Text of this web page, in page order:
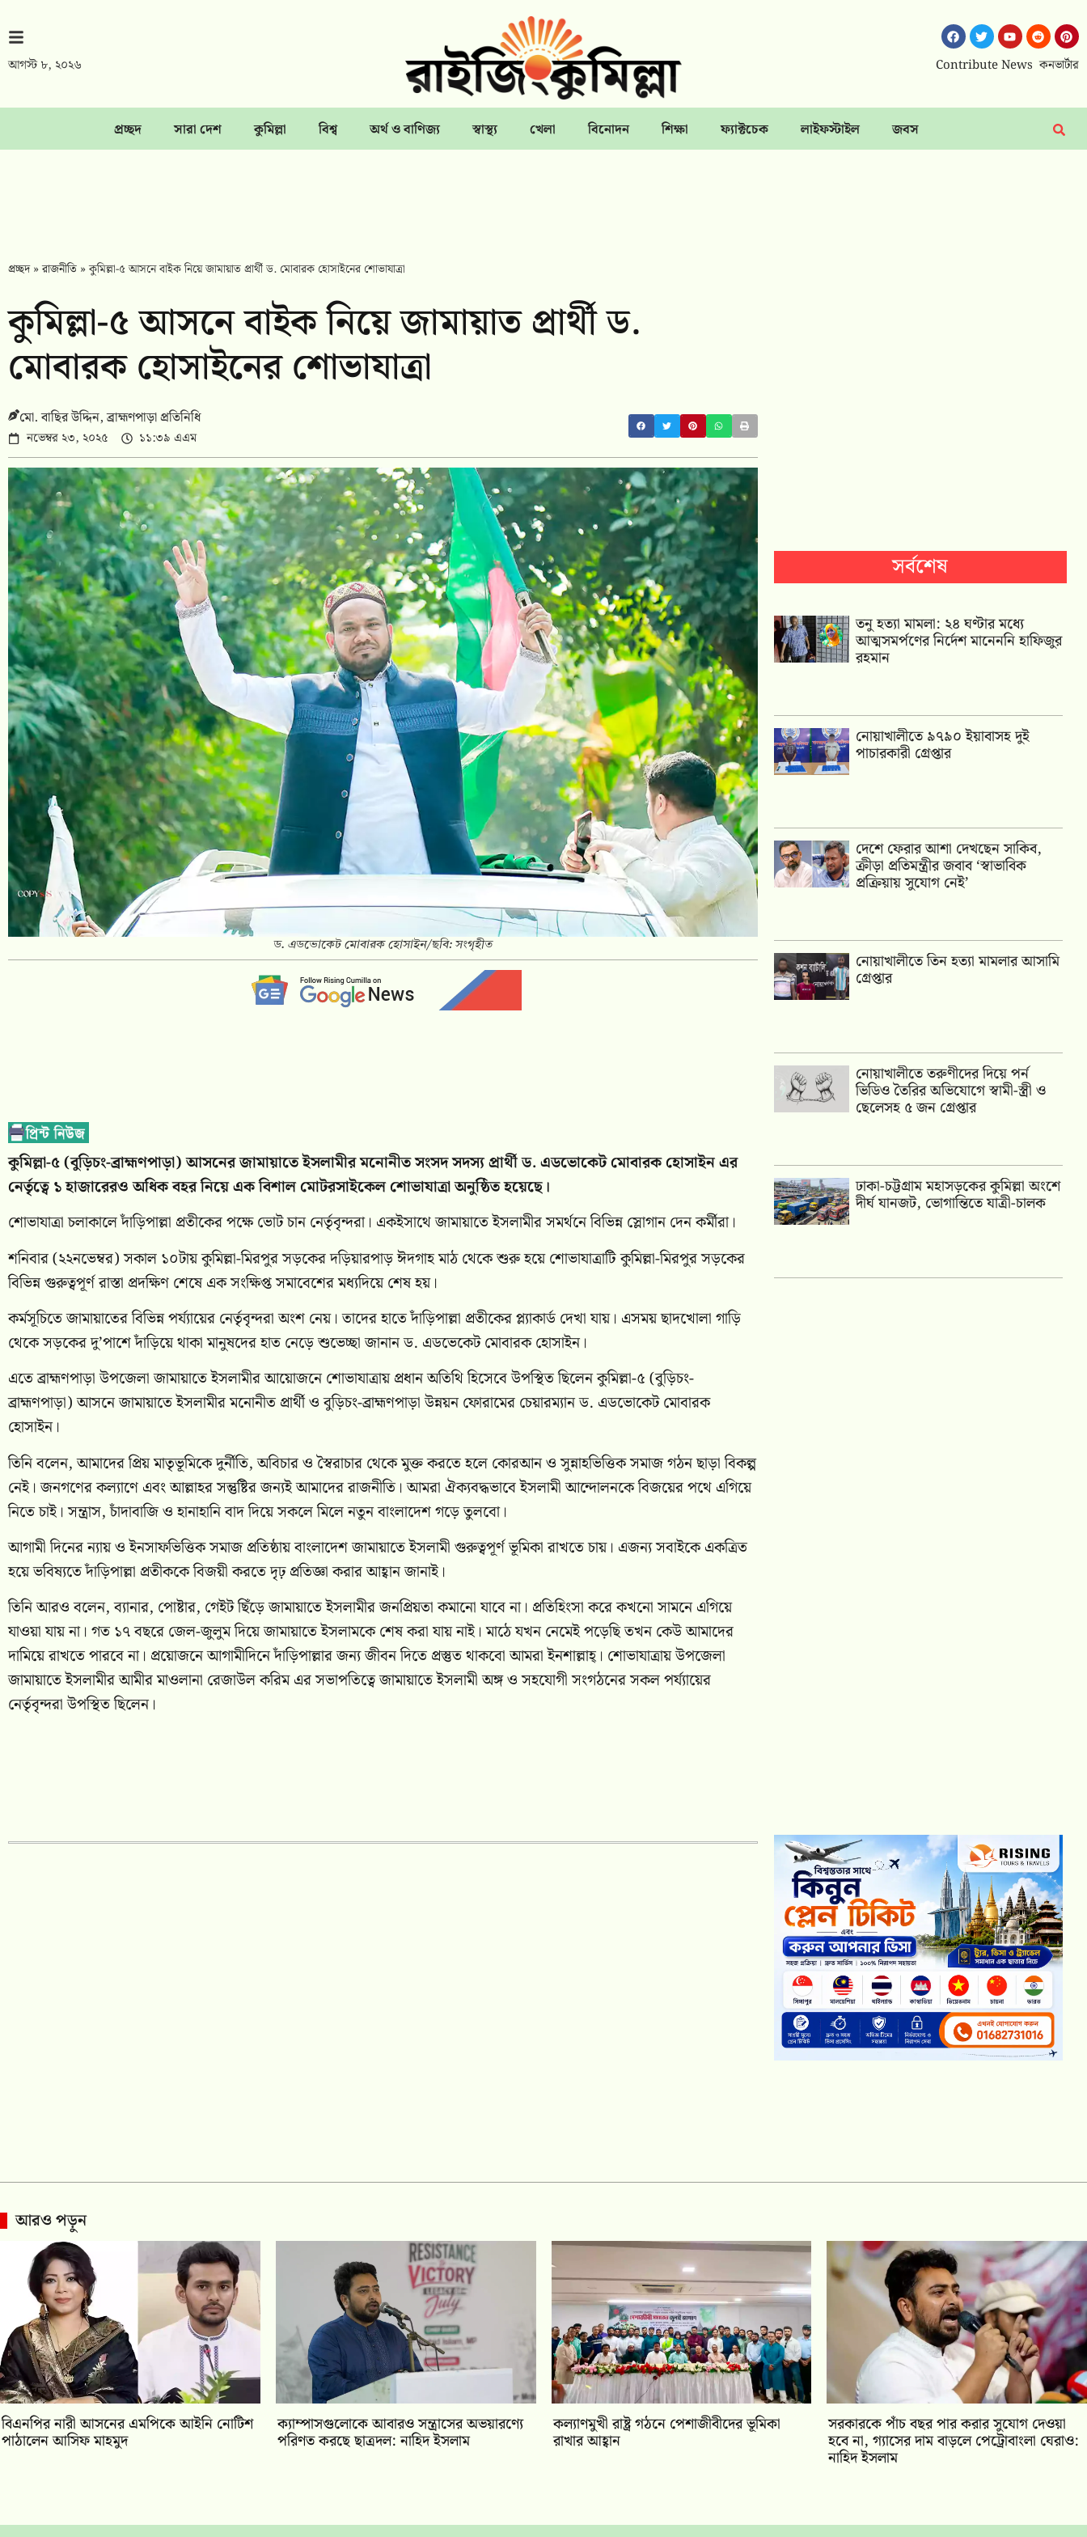
আগস্ট ৮, ২০২৬ Contribute News কনভার্টার
প্রচ্ছদ সারা দেশ কুমিল্লা বিশ্ব অর্থ ও বাণিজ্য স্বাস্থ্য খেলা বিনোদন শিক্ষা ফ্যাক্টচেক লাইফস্টাইল জবস
প্রচ্ছদ»রাজনীতি »কুমিল্লা-৫ আসনে বাইক নিয়ে জামায়াত প্রার্থী ড. মোবারক হোসাইনের শোভাযাত্রা
কুমিল্লা-৫ আসনে বাইক নিয়ে জামায়াত প্রার্থী ড.
মোবারক হোসাইনের শোভাযাত্রা
মো. বাছির উদ্দিন, ব্রাহ্মণপাড়া প্রতিনিধি
নভেম্বর ২৩, ২০২৫ ১১:৩৯ এএম
ড. এডভোকেট মোবারক হোসাইন/ছবি: সংগৃহীত
কুমিল্লা-৫ (বুড়িচং-ব্রাহ্মণপাড়া) আসনের জামায়াতে ইসলামীর মনোনীত সংসদ সদস্য প্রার্থী ড. এডভোকেট মোবারক হোসাইন এর
নের্তৃত্বে ১ হাজারেরও অধিক বহর নিয়ে এক বিশাল মোটরসাইকেল শোভাযাত্রা অনুষ্ঠিত হয়েছে।
শোভাযাত্রা চলাকালে দাঁড়িপাল্লা প্রতীকের পক্ষে ভোট চান নের্তৃবৃন্দরা। একইসাথে জামায়াতে ইসলামীর সমর্থনে বিভিন্ন স্লোগান দেন কর্মীরা।
শনিবার (২২নভেম্বর) সকাল ১০টায় কুমিল্লা-মিরপুর সড়কের দড়িয়ারপাড় ঈদগাহ মাঠ থেকে শুরু হয়ে শোভাযাত্রাটি কুমিল্লা-মিরপুর সড়কের
বিভিন্ন গুরুত্বপূর্ণ রাস্তা প্রদক্ষিণ শেষে এক সংক্ষিপ্ত সমাবেশের মধ্যদিয়ে শেষ হয়।
কর্মসূচিতে জামায়াতের বিভিন্ন পর্য্যায়ের নের্তৃবৃন্দরা অংশ নেয়। তাদের হাতে দাঁড়িপাল্লা প্রতীকের প্ল্যাকার্ড দেখা যায়। এসময় ছাদখোলা গাড়ি
থেকে সড়কের দু’পাশে দাঁড়িয়ে থাকা মানুষদের হাত নেড়ে শুভেচ্ছা জানান ড. এডভেকেট মোবারক হোসাইন।
এতে ব্রাহ্মণপাড়া উপজেলা জামায়াতে ইসলামীর আয়োজনে শোভাযাত্রায় প্রধান অতিথি হিসেবে উপস্থিত ছিলেন কুমিল্লা-৫ (বুড়িচং-
ব্রাহ্মণপাড়া) আসনে জামায়াতে ইসলামীর মনোনীত প্রার্থী ও বুড়িচং-ব্রাহ্মণপাড়া উন্নয়ন ফোরামের চেয়ারম্যান ড. এডভোকেট মোবারক
হোসাইন।
তিনি বলেন, আমাদের প্রিয় মাতৃভূমিকে দুর্নীতি, অবিচার ও স্বৈরাচার থেকে মুক্ত করতে হলে কোরআন ও সুন্নাহভিত্তিক সমাজ গঠন ছাড়া বিকল্প
নেই। জনগণের কল্যাণে এবং আল্লাহর সন্তুষ্টির জন্যই আমাদের রাজনীতি। আমরা ঐক্যবদ্ধভাবে ইসলামী আন্দোলনকে বিজয়ের পথে এগিয়ে
নিতে চাই। সন্ত্রাস, চাঁদাবাজি ও হানাহানি বাদ দিয়ে সকলে মিলে নতুন বাংলাদেশ গড়ে তুলবো।
‎আগামী দিনের ন্যায় ও ইনসাফভিত্তিক সমাজ প্রতিষ্ঠায় বাংলাদেশ জামায়াতে ইসলামী গুরুত্বপূর্ণ ভূমিকা রাখতে চায়। এজন্য সবাইকে একত্রিত
হয়ে ভবিষ্যতে দাঁড়িপাল্লা প্রতীককে বিজয়ী করতে দৃঢ় প্রতিজ্ঞা করার আহ্বান জানাই।
তিনি আরও বলেন, ব্যানার, পোষ্টার, গেইট ছিঁড়ে জামায়াতে ইসলামীর জনপ্রিয়তা কমানো যাবে না। প্রতিহিংসা করে কখনো সামনে এগিয়ে
যাওয়া যায় না। গত ১৭ বছরে জেল-জুলুম দিয়ে জামায়াতে ইসলামকে শেষ করা যায় নাই। মাঠে যখন নেমেই পড়েছি তখন কেউ আমাদের
দামিয়ে রাখতে পারবে না। প্রয়োজনে আগামীদিনে দাঁড়িপাল্লার জন্য জীবন দিতে প্রস্তুত থাকবো আমরা ইনশাল্লাহ্। শোভাযাত্রায় উপজেলা
জামায়াতে ইসলামীর আমীর মাওলানা রেজাউল করিম এর সভাপতিত্বে জামায়াতে ইসলামী অঙ্গ ও সহযোগী সংগঠনের সকল পর্য্যায়ের
নের্তৃবৃন্দরা উপস্থিত ছিলেন।
সর্বশেষ
তনু হত্যা মামলা: ২৪ ঘণ্টার মধ্যে
আত্মসমর্পণের নির্দেশ মানেননি হাফিজুর
রহমান
নোয়াখালীতে ৯৭৯০ ইয়াবাসহ দুই
পাচারকারী গ্রেপ্তার
দেশে ফেরার আশা দেখছেন সাকিব,
ক্রীড়া প্রতিমন্ত্রীর জবাব ‘স্বাভাবিক
প্রক্রিয়ায় সুযোগ নেই’
নোয়াখালীতে তিন হত্যা মামলার আসামি
গ্রেপ্তার
নোয়াখালীতে তরুণীদের দিয়ে পর্ন
ভিডিও তৈরির অভিযোগে স্বামী-স্ত্রী ও
ছেলেসহ ৫ জন গ্রেপ্তার
ঢাকা-চট্টগ্রাম মহাসড়কের কুমিল্লা অংশে
দীর্ঘ যানজট, ভোগান্তিতে যাত্রী-চালক
আরও পড়ুন
বিএনপির নারী আসনের এমপিকে আইনি নোটিশ
পাঠালেন আসিফ মাহমুদ
ক্যাম্পাসগুলোকে আবারও সন্ত্রাসের অভয়ারণ্যে
পরিণত করছে ছাত্রদল: নাহিদ ইসলাম
কল্যাণমুখী রাষ্ট্র গঠনে পেশাজীবীদের ভূমিকা
রাখার আহ্বান
সরকারকে পাঁচ বছর পার করার সুযোগ দেওয়া
হবে না, গ্যাসের দাম বাড়লে পেট্রোবাংলা ঘেরাও:
নাহিদ ইসলাম